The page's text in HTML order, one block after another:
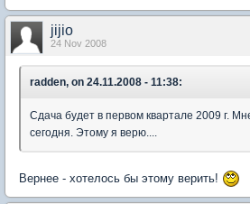
jijio
24 Nov 2008
radden, on 24.11.2008 - 11:38:
Сдача будет в первом квартале 2009 г.
сегодня. Этому я верю....
Вернее - хотелось бы этому верить!